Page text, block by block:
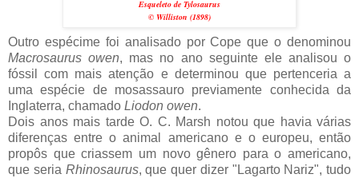
Esqueleto de Tylosaurus
© Williston (1898)
Outro espécime foi analisado por Cope que o denominou
Macrosaurus owen, mas no ano seguinte ele analisou o
fóssil com mais atenção e determinou que pertenceria a
uma espécie de mosassauro previamente conhecida da
Inglaterra, chamado Liodon owen.
Dois anos mais tarde O. C. Marsh notou que havia várias
diferenças entre o animal americano e o europeu, então
propôs que criassem um novo gênero para o americano,
que seria Rhinosaurus, que quer dizer "Lagarto Nariz", tudo